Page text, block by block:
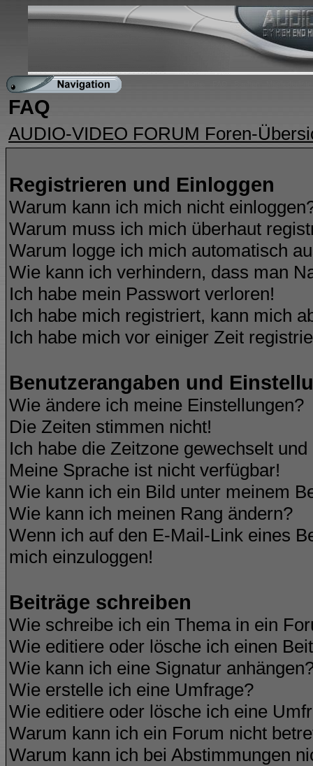
FAQ
AUDIO-VIDEO FORUM Foren-
Registrieren und Einloggen
Warum kann ich mich nicht
Warum muss ich mich überhaut
Warum logge ich mich automatisch
Wie kann ich verhindern, dass man
Ich habe mein Passwort verloren!
Ich habe mich registriert, kann mich
Ich habe mich vor einiger Zeit
Benutzerangaben und
Wie ändere ich meine Einstellungen?
Die Zeiten stimmen nicht!
Ich habe die Zeitzone gewechselt
Meine Sprache ist nicht verfügbar!
Wie kann ich ein Bild unter meinem
Wie kann ich meinen Rang ändern?
Wenn ich auf den E-Mail-Link eines
mich einzuloggen!
Beiträge schreiben
Wie schreibe ich ein Thema in ein
Wie editiere oder lösche ich einen
Wie kann ich eine Signatur
Wie erstelle ich eine Umfrage?
Wie editiere oder lösche ich eine
Warum kann ich ein Forum nicht
Warum kann ich bei Abstimmungen